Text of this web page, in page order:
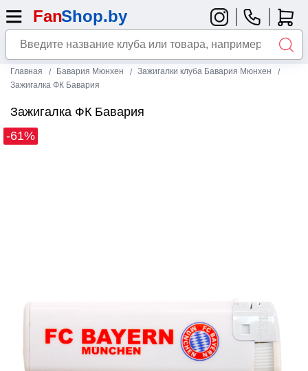
Главная Бавария Мюнхен
Зажигалки клуба Бавария Мюнхен
Зажигалка ФК Бавария
Зажигалка ФК Бавария
-61%